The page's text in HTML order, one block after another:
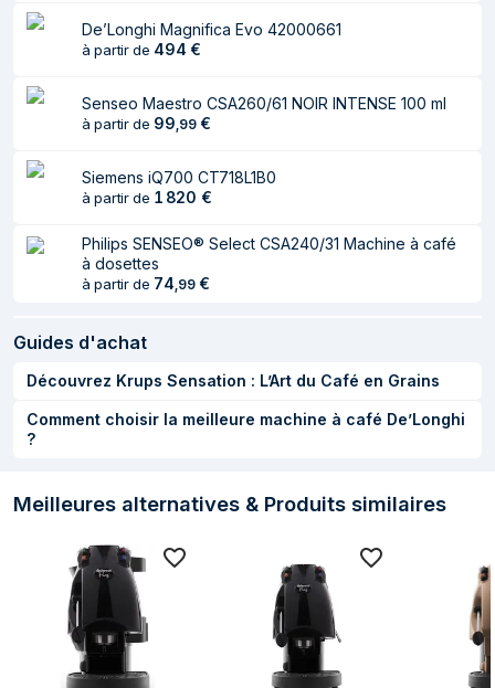
De’Longhi Magnifica Evo 42000661
à partir de 494 €
Senseo Maestro CSA260/61 NOIR INTENSE 100 ml
à partir de 99 99 €
Siemens iQ700 CT718L1B0
à partir de 1 820 €
Philips SENSEO® Select CSA240/31 Machine à café
à dosettes
à partir de 74 99 €
Guides d'achat
Découvrez Krups Sensation : L’Art du Café en Grains
Comment choisir la meilleure machine à café De’Longhi
?
Meilleures alternatives & Produits similaires